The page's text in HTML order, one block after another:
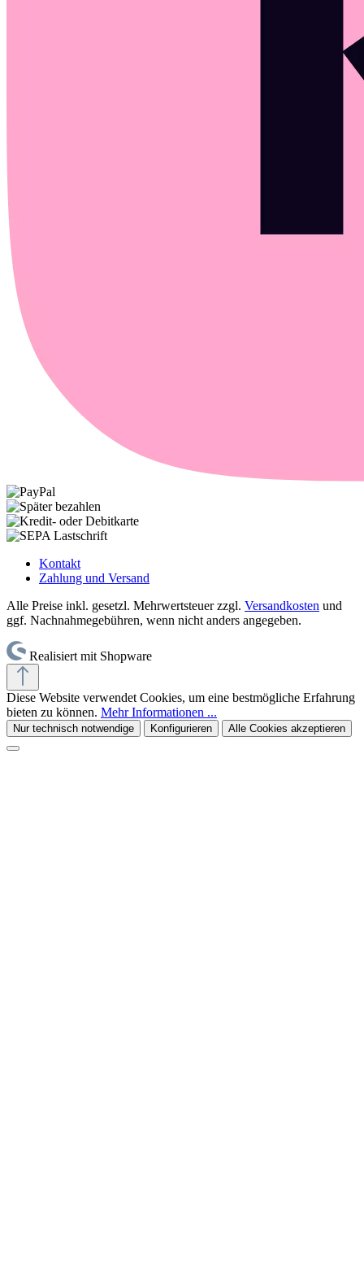
Kontakt
Zahlung und Versand
Alle Preise inkl. gesetzl. Mehrwertsteuer zzgl. Versandkosten und
ggf. Nachnahmegebühren, wenn nicht anders angegeben.
Realisiert mit Shopware
Diese Website verwendet Cookies, um eine bestmögliche Erfahrung
bieten zu können. Mehr Informationen ...
Nur technisch notwendige Konfigurieren Alle Cookies akzeptieren